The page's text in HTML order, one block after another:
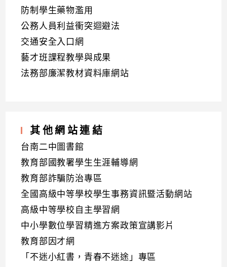
防制學生藥物濫用
公務人員利益衝突迴避法
交通安全入口網
藝才班課程教學與成果
法務部廉潔教材資料庫網站
其他網站連結
台南二中圖書館
教育部國教署學生生涯輔導網
教育部詐騙防治專區
全國高級中等學校學生事務資訊暨活動網站
高級中等學校自主學習網
中小學數位學習精進方案政策宣講影片
教育部因才網
「不迷小紅書，青春不迷途」專區